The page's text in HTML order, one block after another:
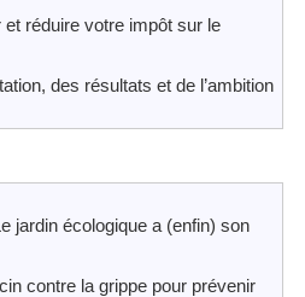
réduire votre impôt sur le
des résultats et de l’ambition
jardin écologique a (enfin) son
contre la grippe pour prévenir